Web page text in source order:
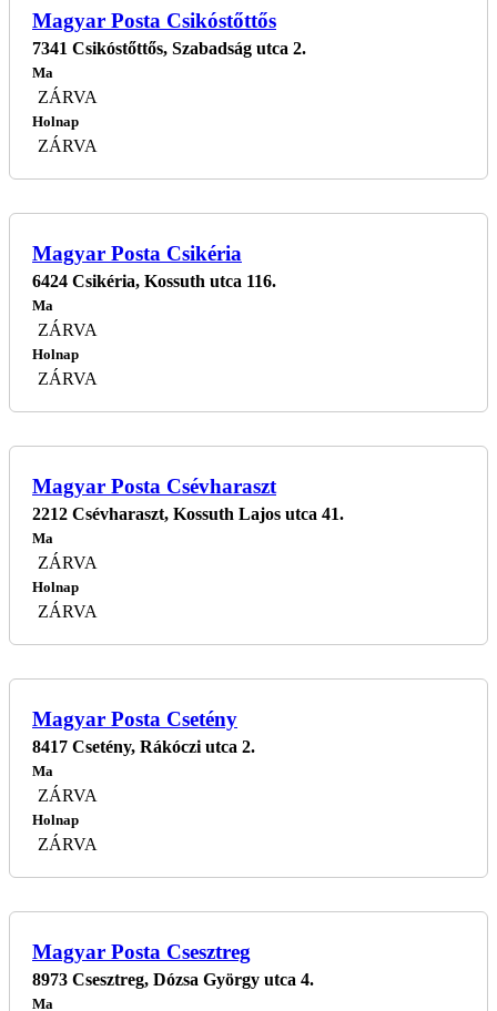
Magyar Posta Csikóstőttős
7341 Csikóstőttős, Szabadság utca 2.
Ma
ZÁRVA
Holnap
ZÁRVA
Magyar Posta Csikéria
6424 Csikéria, Kossuth utca 116.
Ma
ZÁRVA
Holnap
ZÁRVA
Magyar Posta Csévharaszt
2212 Csévharaszt, Kossuth Lajos utca 41.
Ma
ZÁRVA
Holnap
ZÁRVA
Magyar Posta Csetény
8417 Csetény, Rákóczi utca 2.
Ma
ZÁRVA
Holnap
ZÁRVA
Magyar Posta Csesztreg
8973 Csesztreg, Dózsa György utca 4.
Ma